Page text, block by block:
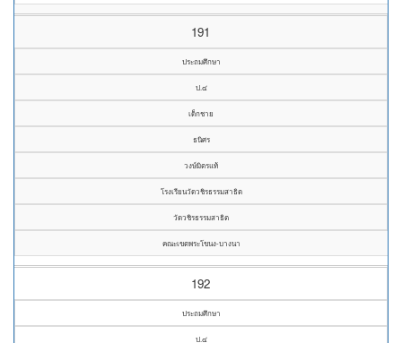
191
ประถมศึกษา
ป.๔
เด็กชาย
ธนิศร
วงษ์มิตรแท้
โรงเรียนวัดวชิรธรรมสาธิต
วัดวชิรธรรมสาธิต
คณะเขตพระโขนง-บางนา
192
ประถมศึกษา
ป.๔